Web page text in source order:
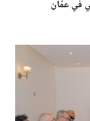
في عمّان